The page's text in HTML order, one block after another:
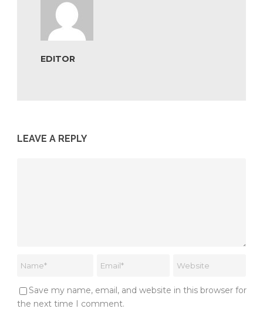
EDITOR
LEAVE A REPLY
Save my name, email, and website in this browser for
the next time I comment.